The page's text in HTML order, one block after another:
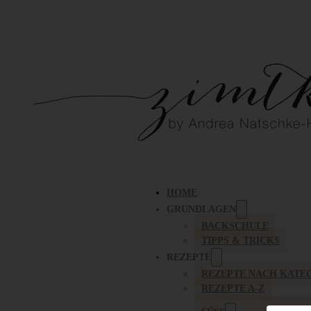
HOME
GRUNDLAGEN
BACKSCHULE
TIPPS & TRICKS
REZEPTE
REZEPTE NACH
REZEPTE A-Z